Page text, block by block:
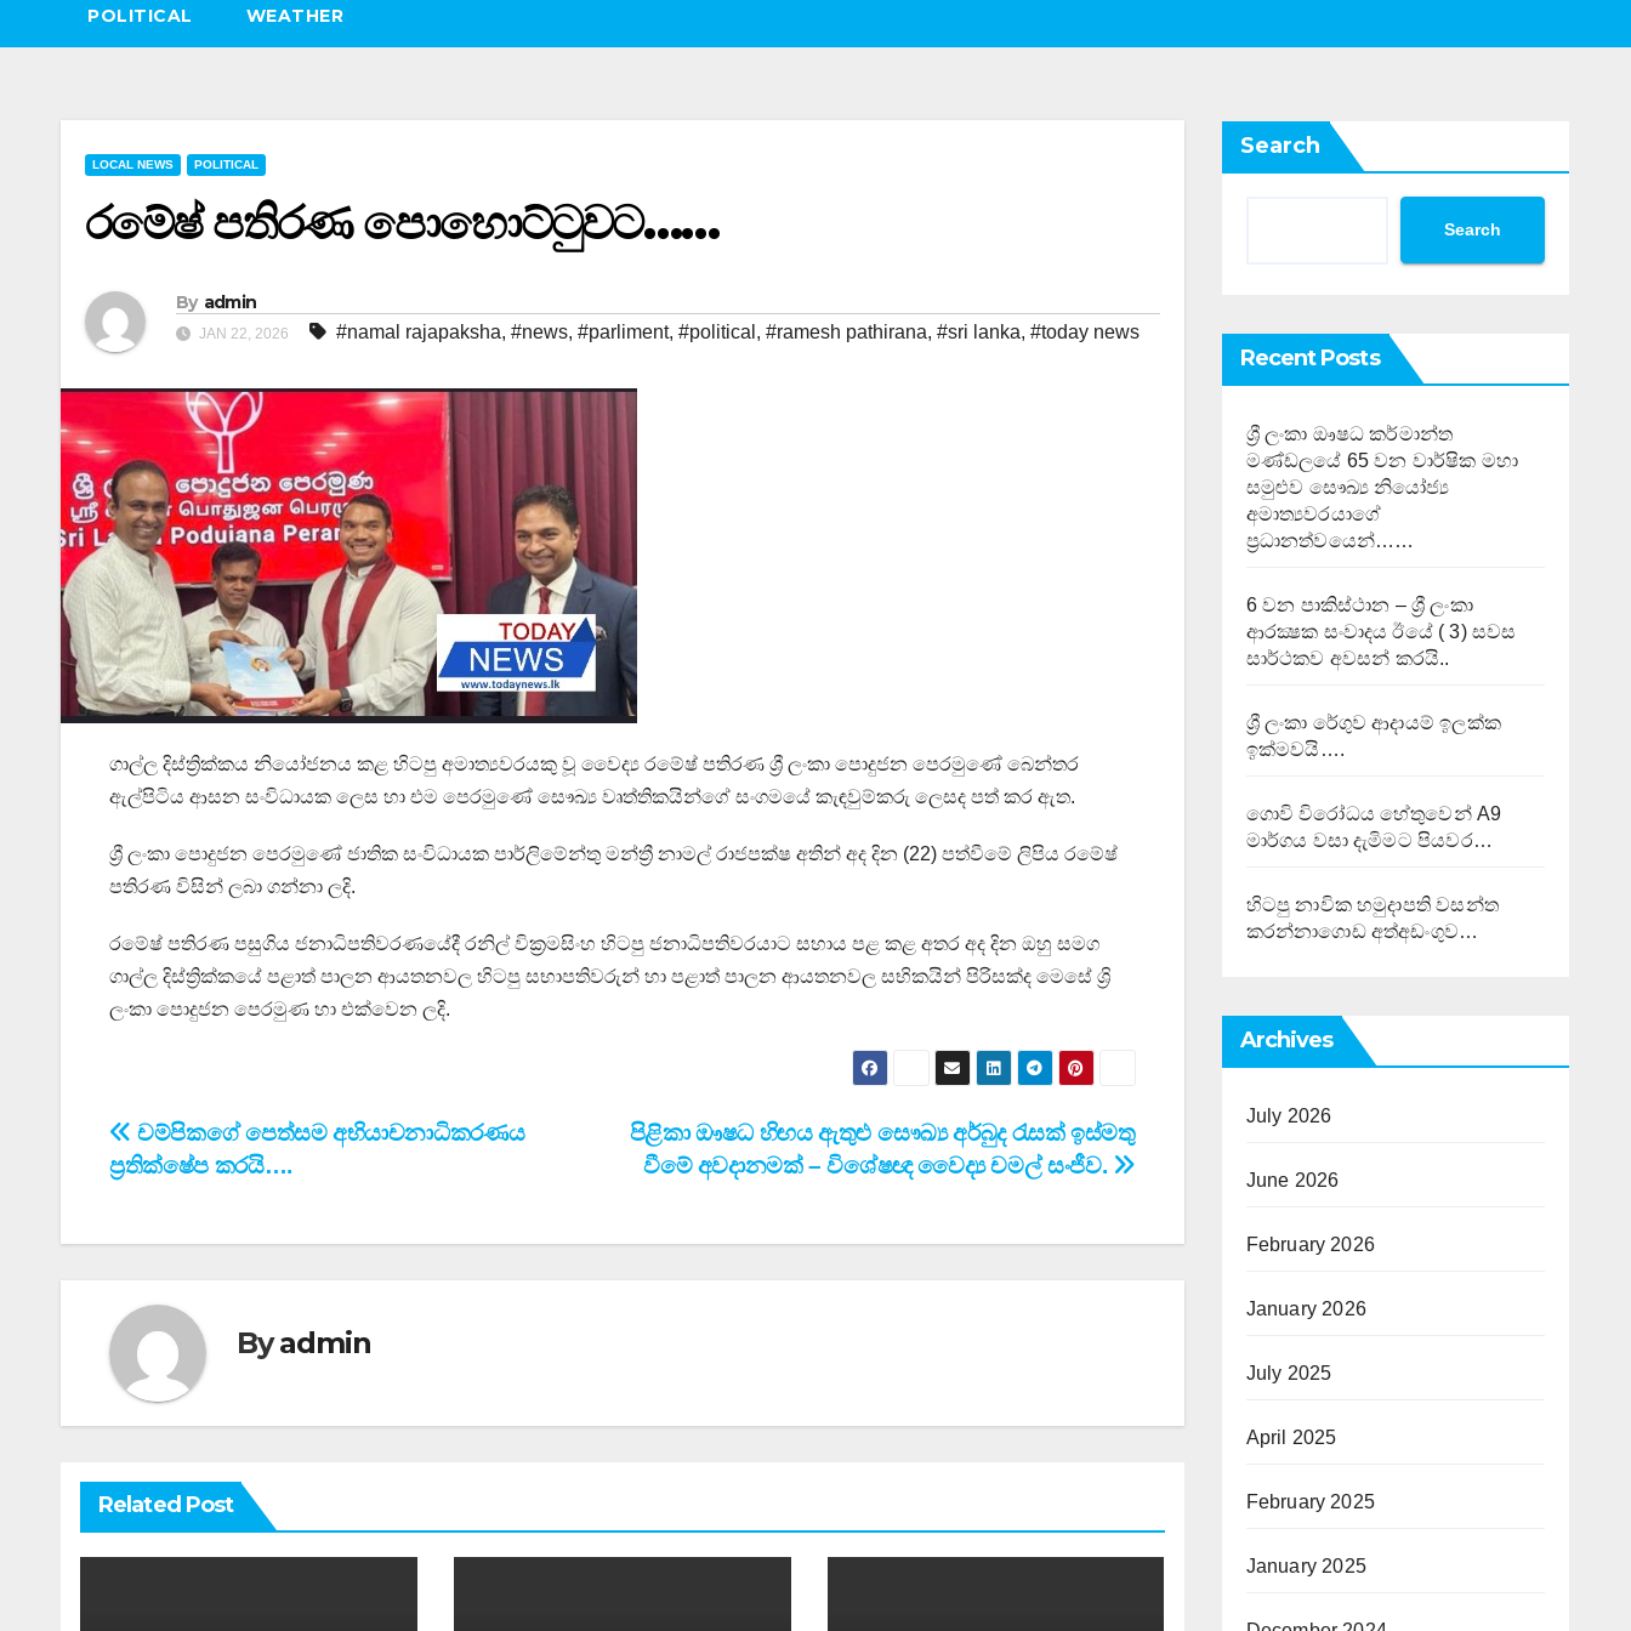
POLITICAL WEATHER
LOCAL NEWS POLITICAL
රමේෂ් පතිරණ පොහොට්ටුවට……
By admin
JAN 22, 2026 #namal rajapaksha, #news, #parliment, #political , #ramesh pathirana, #sri lanka, #today news
ගාල්ල දිස්ත්‍රික්කය නියෝජනය කළ හිටපු අමාත්‍යවරයකු වූ වෛද්‍ය රමේෂ් පතිරණ ශ්‍රී ලංකා පොදුජන පෙරමුණේ බෙන්තර
ඇල්පිටිය ආසන සංවිධායක ලෙස හා එම පෙරමුණේ සෞඛ්‍ය වෘත්තිකයින්ගේ සංගමයේ කැඳවුම්කරු ලෙසද පත් කර ඇත.
ශ්‍රී ලංකා පොදුජන පෙරමුණේ ජාතික සංවිධායක පාර්ලිමේන්තු මන්ත්‍රී නාමල් රාජපක්ෂ අතින් අද දින (22) පත්වීමේ ලිපිය රමේෂ්
පතිරණ විසින් ලබා ගන්නා ලදි.
රමේෂ් පතිරණ පසුගිය ජනාධිපතිවරණයේදී රනිල් වික්‍රමසිංහ හිටපු ජනාධිපතිවරයාට සහාය පළ කළ අතර අද දින ඔහු සමග
ගාල්ල දිස්ත්‍රික්කයේ පළාත් පාලන ආයතනවල හිටපු සභාපතිවරුන් හා පළාත් පාලන ආයතනවල සභිකයින් පිරිසක්ද මෙසේ ශ්‍රි
ලංකා පොදුජන පෙරමුණ හා එක්වෙන ලදි.
Post
navigation
පිළිකා ඖෂධ හිඟය ඇතුළු සෞඛ්‍ය අර්බුද රැසක් ඉස්මතු
වීමේ අවදානමක් – විශේෂඥ වෛද්‍ය චමල් සංජීව.
චම්පිකගේ පෙත්සම අභියාචනාධිකරණය
ප්‍රතික්ෂේප කරයි….
Byadmin
Related Post
Search
Search
Recent Posts
ශ්‍රී ලංකා ඖෂධ කර්මාන්ත
මණ්ඩලයේ 65 වන වාර්ෂික මහා
සමුළුව සෞඛ්‍ය නියෝජ්‍ය
අමාත්‍යවරයාගේ
ප්‍රධානත්වයෙන්……
6 වන පාකිස්ථාන – ශ්‍රී ලංකා
ආරක්‍ෂක සංවාදය ඊයේ ( 3) සවස
සාර්ථකව අවසන් කරයි..
ශ්‍රී ලංකා රේගුව ආදායම් ඉලක්ක
ඉක්මවයි….
ගොවි විරෝධය හේතුවෙන් A9
මාර්ගය වසා දැමිමට පියවර…
හිටපු නාවික හමුදාපති වසන්ත
කරන්නාගොඩ අත්අඩංගුව…
Archives
July 2026
June 2026
February 2026
January 2026
July 2025
April 2025
February 2025
January 2025